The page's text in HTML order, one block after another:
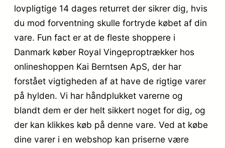
lovpligtige 14 dages returret der sikrer dig, hvis
du mod forventning skulle fortryde købet af din
vare. Fun fact er at de fleste shoppere i
Danmark køber Royal Vingeproptrækker hos
onlineshoppen Kai Berntsen ApS, der har
forstået vigtigheden af at have de rigtige varer
på hylden. Vi har håndplukket varerne og
blandt dem er der helt sikkert noget for dig, og
der kan klikkes køb på denne vare. Ved at købe
dine varer i en webshop kan priserne være